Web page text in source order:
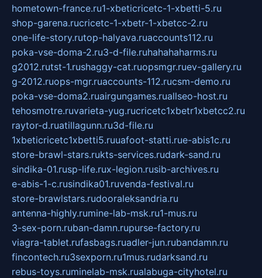
hometown-france.ru1-xbeticricetc-1-xbetti-5.ru
shop-garena.rucricetc-1-xbetr-1-xbetcc-2.ru
one-life-story.rutop-halyava.ruaccounts112.ru
poka-vse-doma-2.ru3-d-file.ruhahahaharms.ru
g2012.rutst-1.rushaggy-cat.ruopsmgr.ruev-gallery.ru
g-2012.ruops-mgr.ruaccounts-112.rucsm-demo.ru
poka-vse-doma2.ruairgungames.ruallseo-host.ru
tehosmotre.ruvarieta-yug.rucricetc1xbetr1xbetcc2.ru
raytor-d.ruatillagunn.ru3d-file.ru
1xbeticricetc1xbetti5.ruuafoot-statti.rue-abis1c.ru
store-brawl-stars.rukts-services.rudark-sand.ru
sindika-01.rusp-life.rux-legion.rusib-archives.ru
e-abis-1-c.rusindika01.ruvenda-festival.ru
store-brawlstars.rudooraleksandria.ru
antenna-highly.rumine-lab-msk.ru1-mus.ru
3-sex-porn.ruban-damn.rupurse-factory.ru
viagra-tablet.rufasbags.ruadler-jun.rubandamn.ru
fincontech.ru3sexporn.ru1mus.rudarksand.ru
rebus-toys.ruminelab-msk.rualabuga-cityhotel.ru